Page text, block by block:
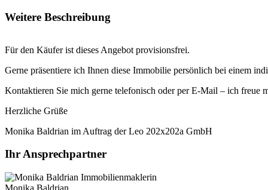
Weitere Beschreibung
Für den Käufer ist dieses Angebot provisionsfrei.
Gerne präsentiere ich Ihnen diese Immobilie persönlich bei einem
Kontaktieren Sie mich gerne telefonisch oder per E-Mail – ich freue
Herzliche Grüße
Monika Baldrian im Auftrag der Leo 202x202a GmbH
Ihr Ansprechpartner